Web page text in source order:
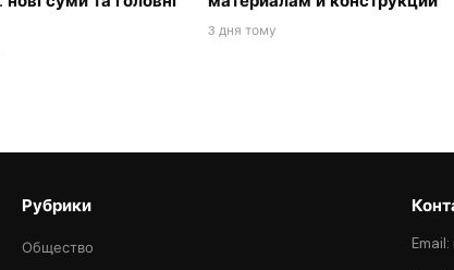
3 дня тому
Рубрики
Общество